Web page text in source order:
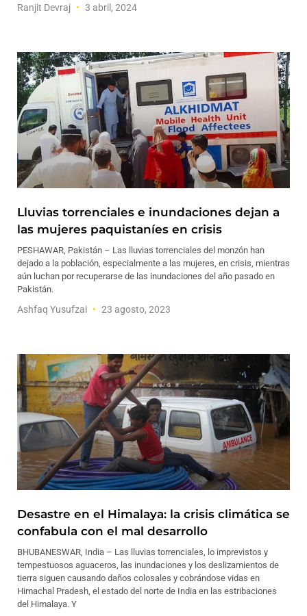
Ranjit Devraj 3 abril, 2024
Lluvias torrenciales e inundaciones dejan a
las mujeres paquistaníes en crisis
PESHAWAR, Pakistán – Las lluvias torrenciales del monzón han
dejado a la población, especialmente a las mujeres, en crisis, mientras
aún luchan por recuperarse de las inundaciones del año pasado en
Pakistán.
Ashfaq Yusufzai 23 agosto, 2023
Desastre en el Himalaya: la crisis climática se
confabula con el mal desarrollo
BHUBANESWAR, India – Las lluvias torrenciales, lo imprevistos y
tempestuosos aguaceros, las inundaciones y los deslizamientos de
tierra siguen causando daños colosales y cobrándose vidas en
Himachal Pradesh, el estado del norte de India en las estribaciones
del Himalaya. Y